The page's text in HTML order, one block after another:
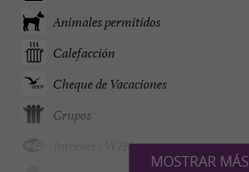
Animales permitidos
Calefacción
Cheque de Vacaciones
Grupos
Internet : WIFI
MOSTRAR MÁS